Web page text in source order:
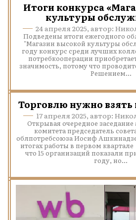
Итоги конкурса
культуры
24 апреля 2025, автор:
Подведены итоги ежегодного
"Магазин высокой культуры
году конкурс среди лучших
потребкооперации
значимость, потому что
Решением...
Торговлю нужно взять
17 апреля 2025, автор:
Открывая очередное
комитета председатель
облпотребсоюза Иосиф
итогах работы в первом
что 15 организаций показали
году, но...